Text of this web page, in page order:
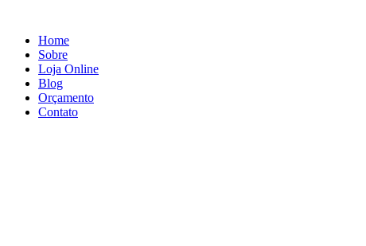
conteúdo
Home
Sobre
Loja Online
Blog
Orçamento
Contato